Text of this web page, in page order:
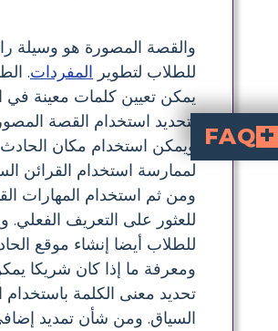
والقصة المصورة هو وسيلة
للطلاب لتطوير المفردات.
يمكن تعيين كلمات معينة في
لتحديد استخدام القصة
ويمكن استخدام مكان الحادث
لممارسة استخدام القرائن
ومن ثم استخدام المهارات
للعثور على التعريف الفعلي.
للطلاب أيضا إنشاء موقع
ومعرفة ما إذا كان شريكا
تحديد معنى الكلمة باستخدام
السياق. ومن شأن تمديد
FAQ